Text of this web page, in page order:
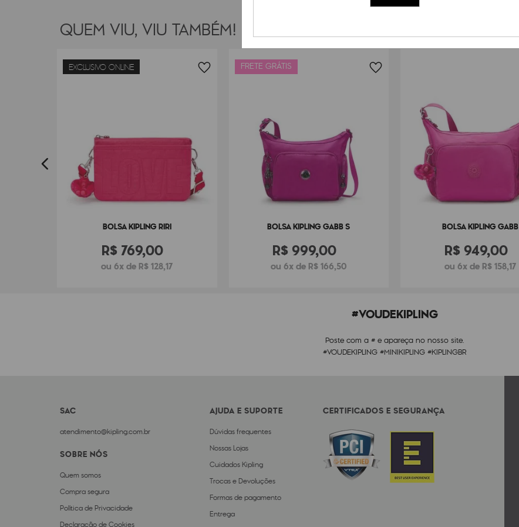
QUEM VIU, VIU TAMBÉM!
EXCLUSIVO ONLINE
BOLSA KIPLING RIRI
R$ 769,00
ou 6x de R$ 128,17
FRETE GRÁTIS
BOLSA KIPLING GABB S
R$ 999,00
ou 6x de R$ 166,50
BOLSA KIPLING GABB
R$ 949,00
ou 6x de R$ 158,17
#VOUDEKIPLING
Poste com a # e apareça no nosso site.
#VOUDEKIPLING #MINIKIPLING #KIPLINGBR
SAC
atendimento@kipling.com.br
SOBRE NÓS
Quem somos
Compra segura
Política de Privacidade
AJUDA E SUPORTE
Dúvidas frequentes
Nossas Lojas
Cuidados Kipling
Trocas e Devoluções
Formas de pagamento
Entrega
CERTIFICADOS E SEGURANÇA